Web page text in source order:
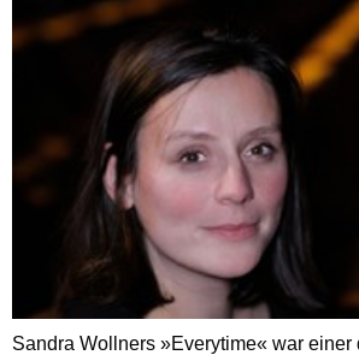
Sandra Wollners »Everytime« war einer